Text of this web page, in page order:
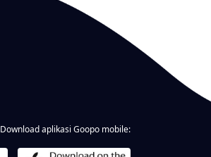
Download aplikasi Goopo mobile: